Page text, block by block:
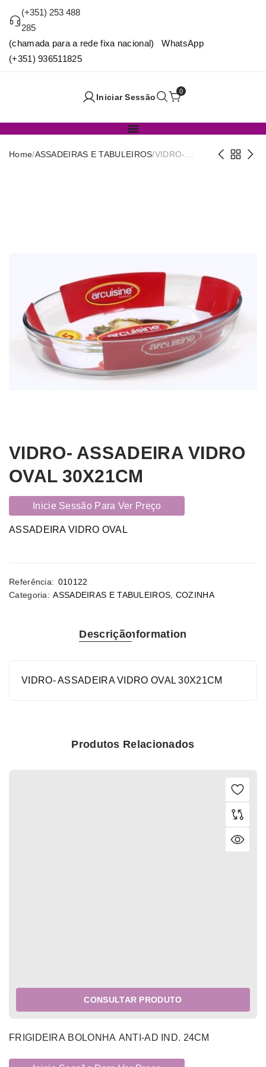
(+351) 253 488
285
(chamada para a rede fixa nacional) WhatsApp
(+351) 936511825
Iniciar Sessão
0
Home/ASSADEIRAS E TABULEIROS/VIDRO-
VIDRO- ASSADEIRA VIDRO
OVAL 30X21CM
Inicie Sessão Para Ver Preço
ASSADEIRA VIDRO OVAL
Referência: 010122
Categoria: ASSADEIRAS E TABULEIROS COZINHA
DescriçãoInformation
VIDRO- ASSADEIRA VIDRO OVAL 30X21CM
Produtos Relacionados
CONSULTAR PRODUTO
FRIGIDEIRA BOLONHA ANTI-AD IND. 24CM